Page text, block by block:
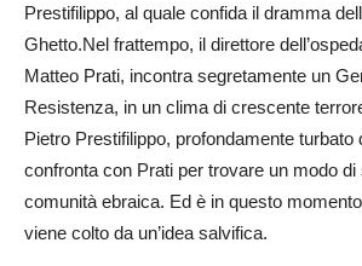
Prestifilippo, al quale confida il dramma
Ghetto.Nel frattempo, il direttore
Matteo Prati, incontra segretamente un
Resistenza, in un clima di crescente
Pietro Prestifilippo, profondamente turbato
confronta con Prati per trovare un modo
comunità ebraica. Ed è in questo
viene colto da un’idea salvifica.